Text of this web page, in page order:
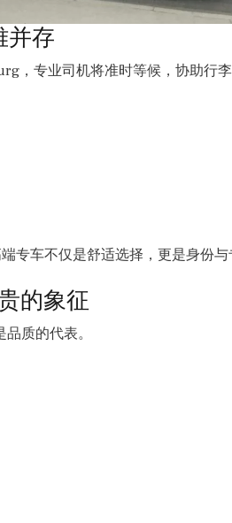
并存
，专业司机将准时等候，协助行
专车不仅是舒适选择，更是身份与
的象征
质的代表。